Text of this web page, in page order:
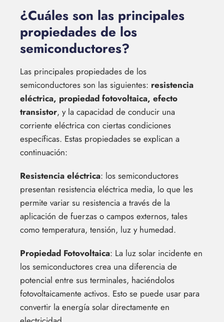
¿Cuáles son las principales
propiedades de los
semiconductores?
Las principales propiedades de los
semiconductores son las siguientes: resistencia
eléctrica, propiedad fotovoltaica, efecto
transistor, y la capacidad de conducir una
corriente eléctrica con ciertas condiciones
específicas. Estas propiedades se explican a
continuación:
Resistencia eléctrica: los semiconductores
presentan resistencia eléctrica media, lo que les
permite variar su resistencia a través de la
aplicación de fuerzas o campos externos, tales
como temperatura, tensión, luz y humedad.
Propiedad Fotovoltaica: La luz solar incidente en
los semiconductores crea una diferencia de
potencial entre sus terminales, haciéndolos
fotovoltaicamente activos. Esto se puede usar para
convertir la energía solar directamente en